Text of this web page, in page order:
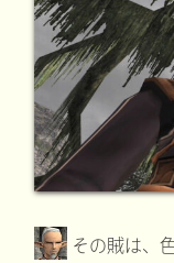
その賊は、